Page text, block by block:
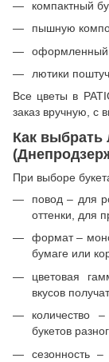
компактный
пышную
оформленный
лютики
Все цветы в
заказ вручную, с
Как выбрать
При выборе
повод – для
оттенки, для
формат –
бумаге или
цветовая
вкусов
количество
букетов
сезонность